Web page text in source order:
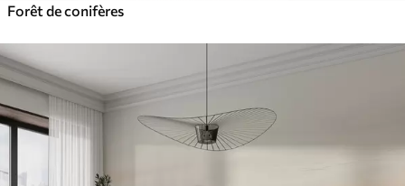
Forêt de conifères